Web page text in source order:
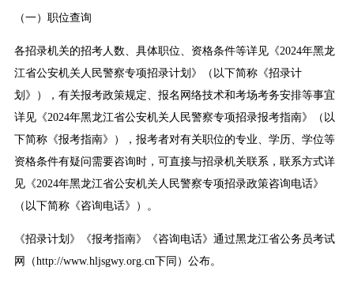
（一）职位查询
各招录机关的招考人数、具体职位、资格条件等详见《2024年黑龙
江省公安机关人民警察专项招录计划》（以下简称《招录计
划》），有关报考政策规定、报名网络技术和考场考务安排等事宜
详见《2024年黑龙江省公安机关人民警察专项招录报考指南》（以
下简称《报考指南》），报考者对有关职位的专业、学历、学位等
资格条件有疑问需要咨询时，可直接与招录机关联系，联系方式详
见《2024年黑龙江省公安机关人民警察专项招录政策咨询电话》
（以下简称《咨询电话》）。
《招录计划》《报考指南》《咨询电话》通过黑龙江省公务员考试
网（http://www.hljsgwy.org.cn下同）公布。